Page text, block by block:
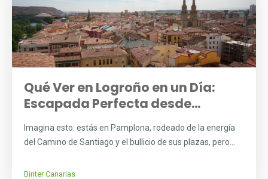
Qué Ver en Logroño en un Día:
Escapada Perfecta desde...
Imagina esto: estás en Pamplona, rodeado de la energía
del Camino de Santiago y el bullicio de sus plazas, pero...
Binter Canarias